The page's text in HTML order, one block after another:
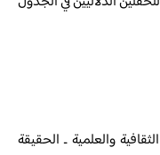
والعلمية ـ الحقيقة